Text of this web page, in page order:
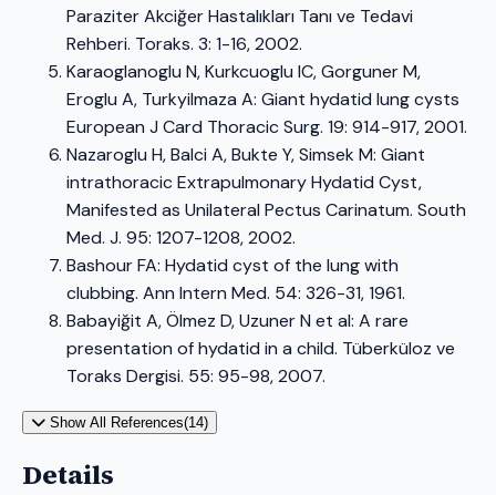
Paraziter Akciğer Hastalıkları Tanı ve Tedavi
Rehberi. Toraks. 3: 1-16, 2002.
Karaoglanoglu N, Kurkcuoglu IC, Gorguner M,
Eroglu A, Turkyilmaza A: Giant hydatid lung cysts
European J Card Thoracic Surg. 19: 914-917, 2001.
Nazaroglu H, Balci A, Bukte Y, Simsek M: Giant
intrathoracic Extrapulmonary Hydatid Cyst,
Manifested as Unilateral Pectus Carinatum. South
Med. J. 95: 1207-1208, 2002.
Bashour FA: Hydatid cyst of the lung with
clubbing. Ann Intern Med. 54: 326-31, 1961.
Babayiğit A, Ölmez D, Uzuner N et al: A rare
presentation of hydatid in a child. Tüberküloz ve
Toraks Dergisi. 55: 95-98, 2007.
Show All References(14)
Details